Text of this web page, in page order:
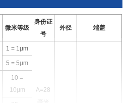
微米等级
身份证
号
外径 端盖
1 = 1μm
A=28
5 = 5μm
10 =
10μm